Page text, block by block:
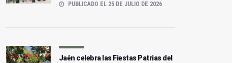
Ciclo de Música Sacra
PUBLICADO EL 25 DE JULIO DE 2026
Jaén celebra las Fiestas Patrias del